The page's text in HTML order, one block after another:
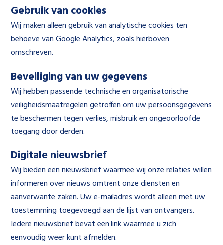
Gebruik van cookies
Wij maken alleen gebruik van analytische cookies ten
behoeve van Google Analytics, zoals hierboven
omschreven.
Beveiliging van uw gegevens
Wij hebben passende technische en organisatorische
veiligheidsmaatregelen getroffen om uw persoonsgegevens
te beschermen tegen verlies, misbruik en ongeoorloofde
toegang door derden.
Digitale nieuwsbrief
Wij bieden een nieuwsbrief waarmee wij onze relaties willen
informeren over nieuws omtrent onze diensten en
aanverwante zaken. Uw e-mailadres wordt alleen met uw
toestemming toegevoegd aan de lijst van ontvangers.
Iedere nieuwsbrief bevat een link waarmee u zich
eenvoudig weer kunt afmelden.